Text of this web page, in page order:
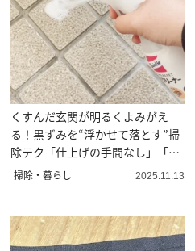
くすんだ玄関が明るくよみがえ
る！黒ずみを“浮かせて落とす”掃
除テク「仕上げの手間なし」「気
分もいい」
掃除・暮らし 2025.11.13